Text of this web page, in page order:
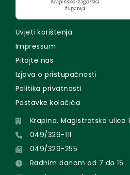
Uvjeti korištenja
Impressum
Pitajte nas
Izjava o pristupačnosti
Politika privatnosti
Postavke kolačića
Krapina, Magistratska ulica 1
049/329-111
049/329-255
Radnim danom od 7 do 15